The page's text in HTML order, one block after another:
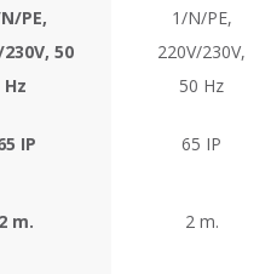
PE,
50
Hz
1/N/PE,
220V/230V,
50 Hz
IP 65 IP
2 m. 2 m.